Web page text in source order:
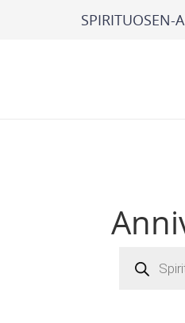
SPIRITUOSEN-
search